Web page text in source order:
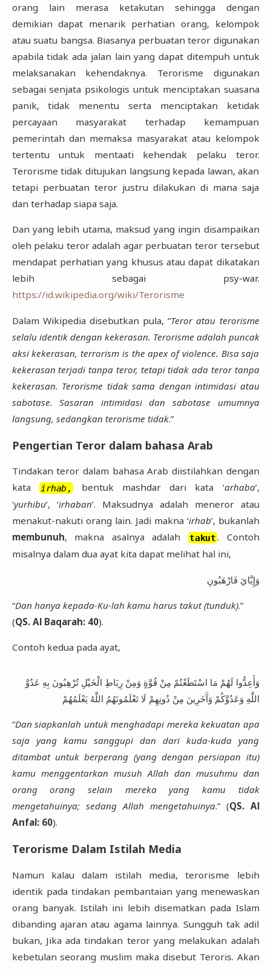
orang lain merasa ketakutan sehingga dengan
demikian dapat menarik perhatian orang, kelompok
atau suatu bangsa. Biasanya perbuatan teror digunakan
apabila tidak ada jalan lain yang dapat ditempuh untuk
melaksanakan kehendaknya. Terorisme digunakan
sebagai senjata psikologis untuk menciptakan suasana
panik, tidak menentu serta menciptakan ketidak
percayaan masyarakat terhadap kemampuan
pemerintah dan memaksa masyarakat atau kelompok
tertentu untuk mentaati kehendak pelaku teror.
Terorisme tidak ditujukan langsung kepada lawan, akan
tetapi perbuatan teror justru dilakukan di mana saja
dan terhadap siapa saja.
Dan yang lebih utama, maksud yang ingin disampaikan
oleh pelaku teror adalah agar perbuatan teror tersebut
mendapat perhatian yang khusus atau dapat dikatakan
lebih sebagai psy-war.
https://id.wikipedia.org/wiki/Terorisme
Dalam Wikipedia disebutkan pula, “Teror atau terorisme
selalu identik dengan kekerasan. Terorisme adalah puncak
aksi kekerasan, terrorism is the apex of violence. Bisa saja
kekerasan terjadi tanpa teror, tetapi tidak ada teror tanpa
kekerasan. Terorisme tidak sama dengan intimidasi atau
sabotase. Sasaran intimidasi dan sabotase umumnya
langsung, sedangkan terorisme tidak.”
Pengertian Teror dalam bahasa Arab
Tindakan teror dalam bahasa Arab diistilahkan dengan
kata
irhab , bentuk mashdar dari kata ‘arhaba’,
‘yurhibu’, ‘irhaban’. Maksudnya adalah meneror atau
menakut-nakuti orang lain. Jadi makna ‘irhab’, bukanlah
membunuh, makna asalnya adalahtakut. Contoh
misalnya dalam dua ayat kita dapat melihat hal ini,
وَإِيَّايَ فَارْهَبُونِ
“Dan hanya kepada-Ku-lah kamu harus takut (tunduk).”
(QS. Al Baqarah: 40).
Contoh kedua pada ayat,
وَأَعِدُّوا لَهُمْ مَا اسْتَطَعْتُمْ مِنْ قُوَّةٍ وَمِنْ رِبَاطِ الْخَيْلِ تُرْهِبُونَ بِهِ عَدُوَّ
اللَّهِ وَعَدُوَّكُمْ وَآَخَرِينَ مِنْ دُونِهِمْ لَا تَعْلَمُونَهُمُ اللَّهُ يَعْلَمُهُمْ
“Dan siapkanlah untuk menghadapi mereka kekuatan apa
saja yang kamu sanggupi dan dari kuda-kuda yang
ditambat untuk berperang (yang dengan persiapan itu)
kamu menggentarkan musuh Allah dan musuhmu dan
orang orang selain mereka yang kamu tidak
mengetahuinya; sedang Allah mengetahuinya.” (QS. Al
Anfal: 60).
Terorisme Dalam Istilah Media
Namun kalau dalam istilah media, terorisme lebih
identik pada tindakan pembantaian yang menewaskan
orang banyak. Istilah ini lebih disematkan pada Islam
dibanding ajaran atau agama lainnya. Sungguh tak adil
bukan, Jika ada tindakan teror yang melakukan adalah
kebetulan seorang muslim maka disebut Teroris. Akan